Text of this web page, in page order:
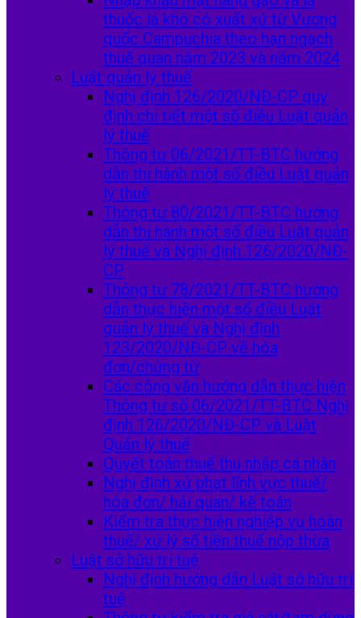
thuốc lá khô có xuất xứ từ Vương
quốc Campuchia theo hạn ngạch
thuế quan năm 2023 và năm 2024
Luật quản lý thuế
Nghị định 126/2020/NĐ-CP quy
định chi tiết một số điều Luật quản
lý thuế
Thông tư 06/2021/TT-BTC hướng
dẫn thi hành một số điều Luật quản
lý thuế
Thông tư 80/2021/TT-BTC hướng
dẫn thi hành một số điều Luật quản
lý thuế và Nghị định 126/2020/NĐ-
CP
Thông tư 78/2021/TT-BTC hướng
dẫn thực hiện một số điều Luật
quản lý thuế và Nghị định
123/2020/NĐ-CP về hóa
đơn/chứng từ
Các công văn hướng dẫn thực hiện
Thông tư số 06/2021/TT-BTC Nghị
định 126/2020/NĐ-CP và Luật
Quản lý thuế
Quyết toán thuế thu nhập cá nhân
Nghị định xử phạt lĩnh vực thuế/
hóa đơn/ hải quan/ kế toán
Kiểm tra thực hiện nghiệp vụ hoàn
thuế/ xử lý số tiền thuế nộp thừa
Luật sở hữu trí tuệ
Nghị định hướng dẫn Luật sở hữu trí
tuệ